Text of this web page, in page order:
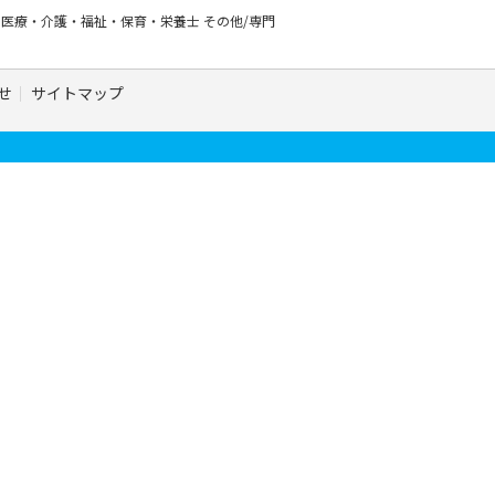
医療・介護・福祉・保育・栄養士 その他/専門
サイトマップ